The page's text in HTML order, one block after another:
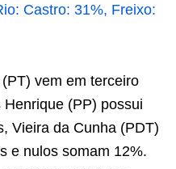
Castro: 31%, Freixo:
vem em terceiro
(PP) possui
Vieira da Cunha (PDT)
e nulos somam 12%.